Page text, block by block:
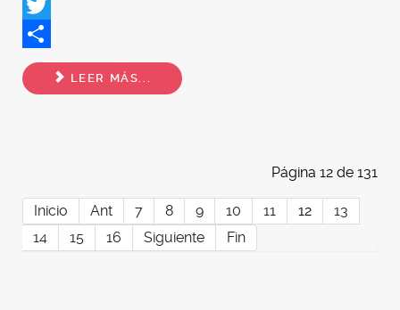
Facebook
Twitter
Share
LEER MÁS...
Página 12 de 131
Inicio Ant 7 8 9 10 11 12
13
14
15 16 Siguiente Fin